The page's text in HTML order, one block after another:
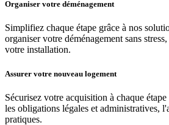
Organiser votre déménagement
Simplifiez chaque étape grâce à nos
organiser votre déménagement sans
votre installation.
Assurer votre nouveau logement
Sécurisez votre acquisition à chaque
les obligations légales et administratives,
pratiques.